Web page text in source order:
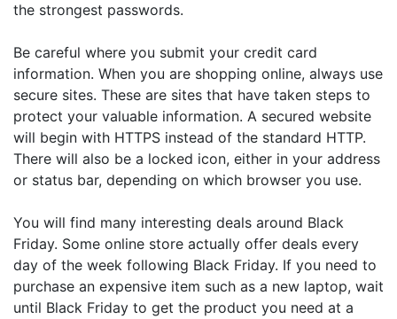
the strongest passwords.
Be careful where you submit your credit card
information. When you are shopping online, always use
secure sites. These are sites that have taken steps to
protect your valuable information. A secured website
will begin with HTTPS instead of the standard HTTP.
There will also be a locked icon, either in your address
or status bar, depending on which browser you use.
You will find many interesting deals around Black
Friday. Some online store actually offer deals every
day of the week following Black Friday. If you need to
purchase an expensive item such as a new laptop, wait
until Black Friday to get the product you need at a